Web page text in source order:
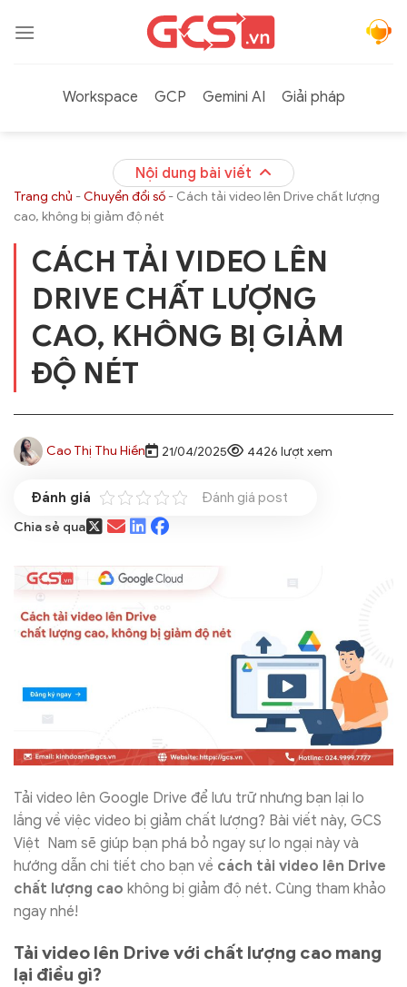
qua
Workspace
GCP Gemini AI Giải pháp
Nội dung bài viết
Trang chủ -Chuyển đổi số - Cách tải video lên Drive chất lượng
cao, không bị giảm độ nét
CÁCH TẢI VIDEO LÊN
DRIVE CHẤT LƯỢNG
CAO, KHÔNG BỊ GIẢM
ĐỘ NÉT
Cao Thị Thu Hiền 21/04/2025 4426 lượt xem
Đánh giá post
Chia sẻ qua
Tải video lên Google Drive để lưu trữ nhưng bạn lại lo
lắng về việc video bị giảm chất lượng? Bài viết này, GCS
Việt Nam sẽ giúp bạn phá bỏ ngay sự lo ngại này và
hướng dẫn chi tiết cho bạn về cách tải video lên Drive
chất lượng cao không bị giảm độ nét. Cùng tham khảo
ngay nhé!
Tải video lên Drive với chất lượng cao mang
lại điều gì?